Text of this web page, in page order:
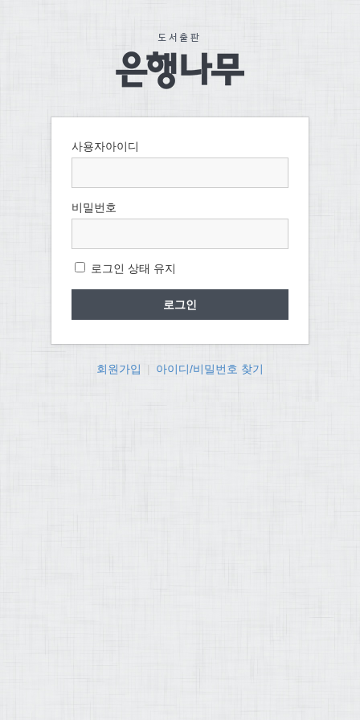
사용자아이디
비밀번호
로그인 상태 유지
회원가입 아이디/비밀번호 찾기